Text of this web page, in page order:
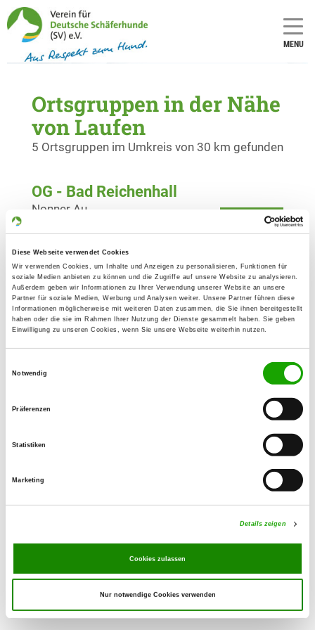
Diese Webseite verwendet Cookies
Wir verwenden Cookies, um Inhalte und Anzeigen zu personalisieren, Funktionen für
soziale Medien anbieten zu können und die Zugriffe auf unsere Website zu analysieren.
Außerdem geben wir Informationen zu Ihrer Verwendung unserer Website an unsere
Partner für soziale Medien, Werbung und Analysen weiter. Unsere Partner führen diese
Informationen möglicherweise mit weiteren Daten zusammen, die Sie ihnen bereitgestellt
haben oder die sie im Rahmen Ihrer Nutzung der Dienste gesammelt haben. Sie geben
Einwilligung zu unseren Cookies, wenn Sie unsere Webseite weiterhin nutzen.
Notwendig
Präferenzen
Statistiken
Marketing
Details zeigen
Cookies zulassen
Nur notwendige Cookies verwenden
MENU
Ortsgruppen in der Nähe
von Laufen
5 Ortsgruppen im Umkreis von 30 km gefunden
OG - Bad Reichenhall
Details
Nonner Au
OG - Freilassing
Details
Rupertusstr. 2
83395 Freilassing
OG - Laufen
Details
Triebenbach 14
Details
Jahnstr. 14
OG - Traunstein e.V.
83278 Traunstein